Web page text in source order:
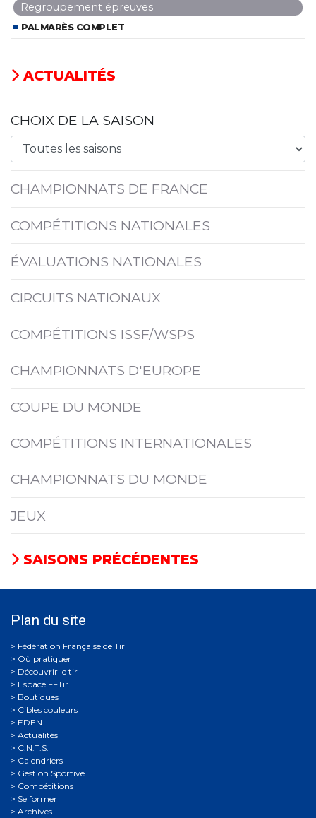
Regroupement épreuves
PALMARÈS COMPLET
ACTUALITÉS
CHOIX DE LA SAISON
CHAMPIONNATS DE FRANCE
COMPÉTITIONS NATIONALES
ÉVALUATIONS NATIONALES
CIRCUITS NATIONAUX
COMPÉTITIONS ISSF/WSPS
CHAMPIONNATS D'EUROPE
COUPE DU MONDE
COMPÉTITIONS INTERNATIONALES
CHAMPIONNATS DU MONDE
JEUX
SAISONS PRÉCÉDENTES
Plan du site
Où pratiquer
Découvrir le tir
Espace FFTir
Boutiques
Cibles couleurs
EDEN
Actualités
C.N.T.S.
Calendriers
Gestion Sportive
Compétitions
Se former
Archives